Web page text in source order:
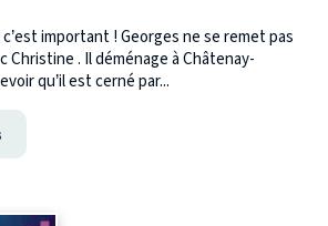
c’est important ! Georges ne se remet pas
Christine . Il déménage à Châtenay-
qu’il est cerné par...